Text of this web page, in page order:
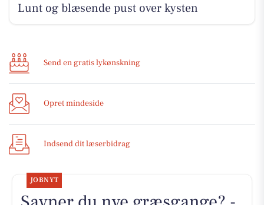
Lunt og blæsende pust over kysten
Send en gratis lykønskning
Opret mindeside
Indsend dit læserbidrag
JOBNYT